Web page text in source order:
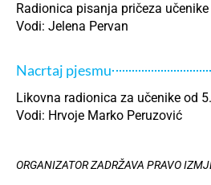
Radionica pisanja pričeza
Vodi: Jelena Pervan
Nacrtaj pjesmu
Likovna radionica za učenike od
Vodi: Hrvoje Marko Peruzović
ORGANIZATOR ZADRŽAVA PRAVO